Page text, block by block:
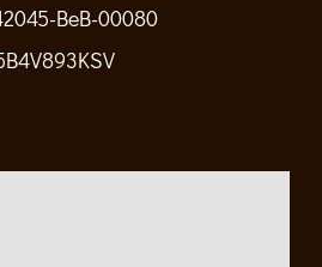
BeB-00080